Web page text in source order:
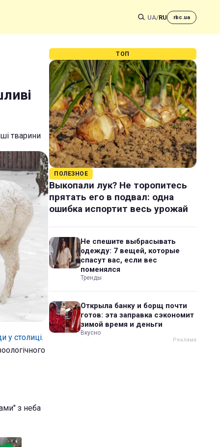
UA/RU rbc.ua
тварини
у столиці.
з неба
ТОП
ПОЛЕЗНОЕ
Выкопали лук? Не торопитесь
прятать его в подвал: одна
ошибка испортит весь урожай
Не спешите выбрасывать
одежду: 7 вещей, которые
спасут вас, если вес
поменялся
Тренды
Открыла банку и борщ почти
готов: эта заправка сэкономит
зимой время и деньги
Вкусно